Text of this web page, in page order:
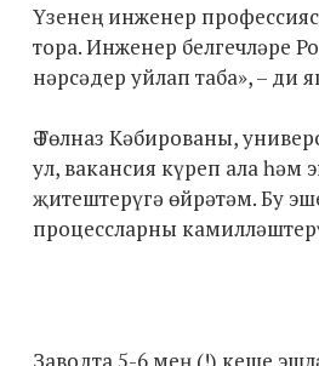
Үзенең инженер
тора. Инженер белгечләре
нәрсәдер уйлап таба», – ди
Ә Гөлназ Кәбированы,
ул, вакансия күреп ала һәм
җитештерүгә өйрәтәм. Бу
процессларны
Заводта 5-6 мең (!) кеше